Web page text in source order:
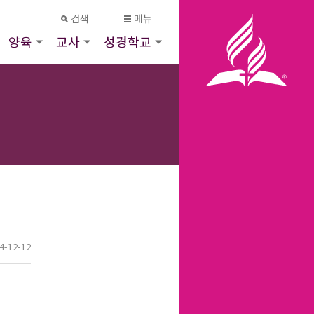
검색 메뉴
양육 교사 성경학교
12-12